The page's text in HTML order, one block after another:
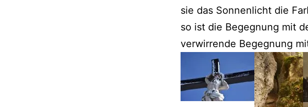
sie das Sonnenlicht die
so ist die Begegnung mit
verwirrende Begegnung